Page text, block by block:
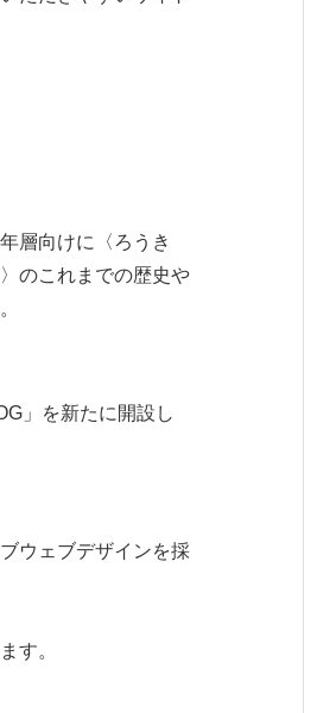
層向けに〈ろうき
のこれまでの歴史や
」を新たに開設し
ウェブデザインを採
す。